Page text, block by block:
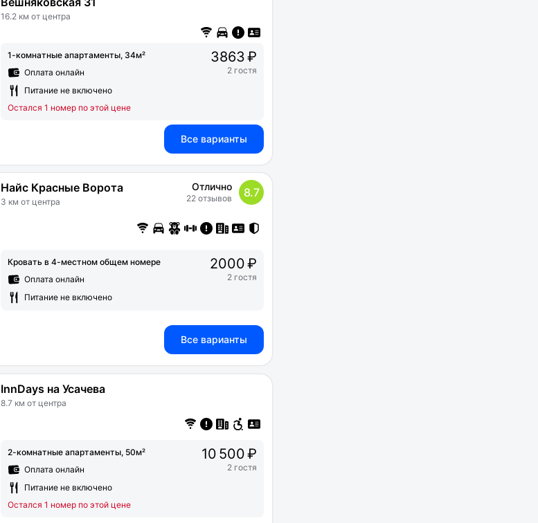
16.2 км от центра
1-комнатные апартаменты, 34м²
Оплата онлайн
Питание не включено
Остался 1 номер по этой цене
3863 ₽
2 гостя
Все варианты
Найс Красные Ворота
3 км от центра
Отлично
22 отзывов 8.7
Кровать в 4-местном общем номере
Оплата онлайн
Питание не включено
2000 ₽
2 гостя
Все варианты
InnDays на Усачева
8.7 км от центра
2-комнатные апартаменты, 50м²
Оплата онлайн
Питание не включено
Остался 1 номер по этой цене
10 500 ₽
2 гостя